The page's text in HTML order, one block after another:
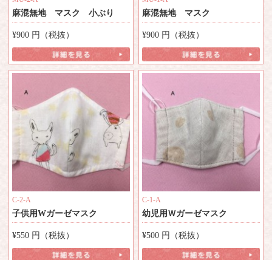
麻混無地 マスク 小ぶり
¥900 円（税抜）
麻混無地 マスク
¥900 円（税抜）
C-2-A
子供用Wガーゼマスク
¥550 円（税抜）
C-1-A
幼児用Ｗガーゼマスク
¥500 円（税抜）